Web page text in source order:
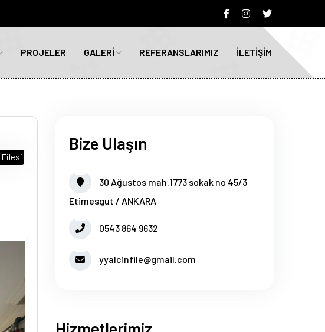
PROJELER GALERİ REFERANSLARIMIZ İLETİŞİM
Bize Ulaşın
30 Ağustos mah.1773 sokak no 45/3
Etimesgut / ANKARA
0543 864 9632
yyalcinfile@gmail.com